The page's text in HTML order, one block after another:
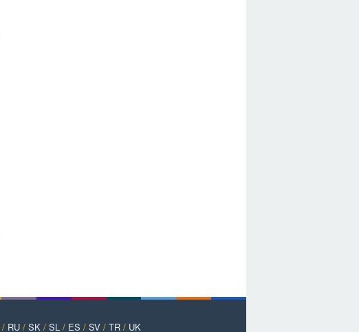
/ RU / SK / SL / ES / SV / TR / UK